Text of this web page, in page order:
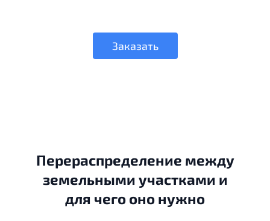
Заказать
Перераспределение между
земельными участками и
для чего оно нужно